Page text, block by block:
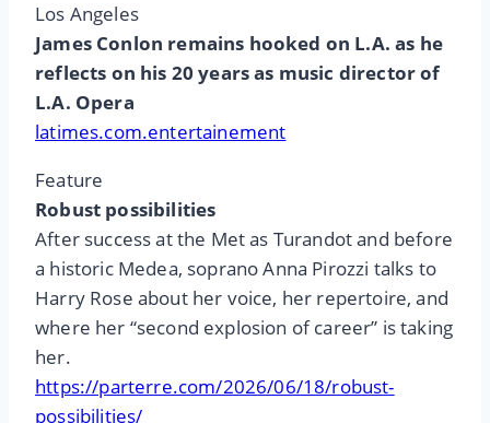
Los Angeles
James Conlon remains hooked on L.A. as he
reflects on his 20 years as music director of
L.A. Opera
latimes.com.entertainement
Feature
Robust possibilities
After success at the Met as Turandot and before
a historic Medea, soprano Anna Pirozzi talks to
Harry Rose about her voice, her repertoire, and
where her “second explosion of career” is taking
her.
https://parterre.com/2026/06/18/robust-
possibilities/